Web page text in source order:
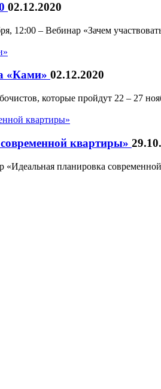
02.12.2020
12:00 – Вебинар «Зачем
«Ками» 02.12.2020
которые пройдут 22 – 27
квартиры»
планировка